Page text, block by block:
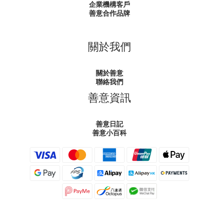
企業機構客戶
善意合作品牌
關於我們
關於善意
聯絡我們
善意資訊
善意日記
善意小百科